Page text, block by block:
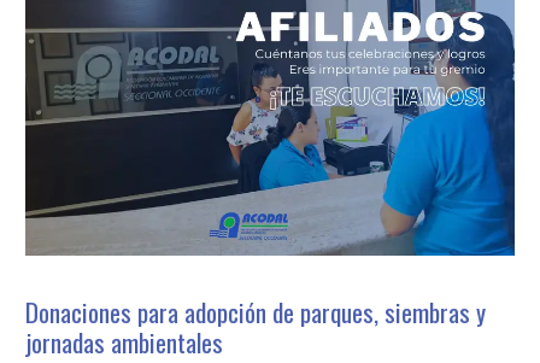
Donaciones para adopción de parques, siembras y
jornadas ambientales